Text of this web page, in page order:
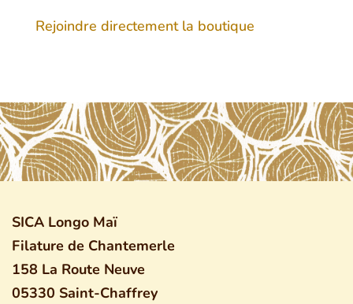
Rejoindre directement la boutique
SICA Longo Maï
Filature de Chantemerle
158 La Route Neuve
05330 Saint-Chaffrey